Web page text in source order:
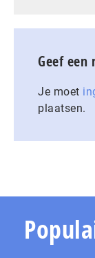
Geef een
Je moet
plaatsen.